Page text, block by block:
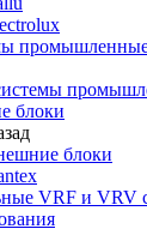
блоки
блоки
VRF и VRV